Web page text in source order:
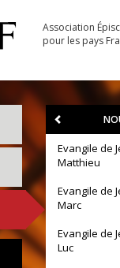
Association
pour les pays
Evangile de
Matthieu
Evangile de
Marc
Evangile de
Luc